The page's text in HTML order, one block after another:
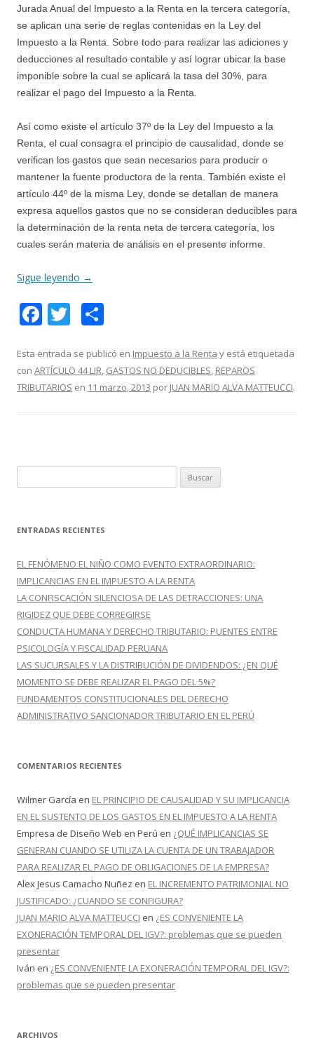
Jurada Anual del Impuesto a la Renta en la tercera categoría,
se aplican una serie de reglas contenidas en la Ley del
Impuesto a la Renta. Sobre todo para realizar las adiciones y
deducciones al resultado contable y así lograr ubicar la base
imponible sobre la cual se aplicará la tasa del 30%, para
realizar el pago del Impuesto a la Renta.
Así como existe el artículo 37º de la Ley del Impuesto a la
Renta, el cual consagra el principio de causalidad, donde se
verifican los gastos que sean necesarios para producir o
mantener la fuente productora de la renta. También existe el
artículo 44º de la misma Ley, donde se detallan de manera
expresa aquellos gastos que no se consideran deducibles para
la determinación de la renta neta de tercera categoría, los
cuales serán materia de análisis en el presente informe.
Sigue leyendo →
F
e
b
T
itt
er
m
p
Esta entrada se publicó en Impuesto a la Renta y está etiquetada
con ARTÍCULO 44 LIR, GASTOS NO DEDUCIBLES, REPAROS
TRIBUTARIOS en 11 marzo, 2013 por JUAN MARIO ALVA MATTEUCCI.
u
c
r
:
ENTRADAS RECIENTES
EL FENÓMENO EL NIÑO COMO EVENTO EXTRAORDINARIO:
IMPLICANCIAS EN EL IMPUESTO A LA RENTA
LA CONFISCACIÓN SILENCIOSA DE LAS DETRACCIONES: UNA
RIGIDEZ QUE DEBE CORREGIRSE
CONDUCTA HUMANA Y DERECHO TRIBUTARIO: PUENTES ENTRE
PSICOLOGÍA Y FISCALIDAD PERUANA
LAS SUCURSALES Y LA DISTRIBUCIÓN DE DIVIDENDOS: ¿EN QUÉ
MOMENTO SE DEBE REALIZAR EL PAGO DEL 5%?
FUNDAMENTOS CONSTITUCIONALES DEL DERECHO
ADMINISTRATIVO SANCIONADOR TRIBUTARIO EN EL PERÚ
COMENTARIOS RECIENTES
Wilmer García en EL PRINCIPIO DE CAUSALIDAD Y SU IMPLICANCIA
EN EL SUSTENTO DE LOS GASTOS EN EL IMPUESTO A LA RENTA
Empresa de Diseño Web en Perú en ¿QUÉ IMPLICANCIAS SE
GENERAN CUANDO SE UTILIZA LA CUENTA DE UN TRABAJADOR
PARA REALIZAR EL PAGO DE OBLIGACIONES DE LA EMPRESA?
Alex Jesus Camacho Nuñez en EL INCREMENTO PATRIMONIAL NO
JUSTIFICADO: ¿CUANDO SE CONFIGURA?
JUAN MARIO ALVA MATTEUCCI en ¿ES CONVENIENTE LA
EXONERACIÓN TEMPORAL DEL IGV?: problemas que se pueden
presentar
Iván en ¿ES CONVENIENTE LA EXONERACIÓN TEMPORAL DEL IGV?:
problemas que se pueden presentar
ARCHIVOS